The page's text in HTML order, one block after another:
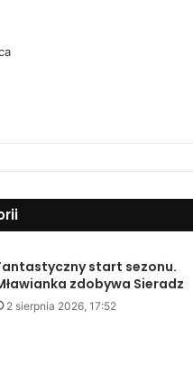
start sezonu.
zdobywa Sieradz
2 sierpnia 2026, 17:52